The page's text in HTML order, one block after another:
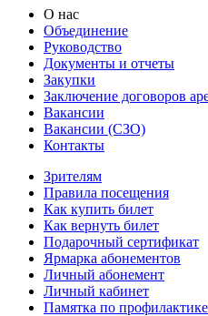
О нас
Объединение
Руководство
Документы и отчеты
Закупки
Заключение договоров
Вакансии
Вакансии (СЗО)
Контакты
Зрителям
Правила посещения
Как купить билет
Как вернуть билет
Подарочный сертификат
Ярмарка абонементов
Личный абонемент
Личный кабинет
Памятка по